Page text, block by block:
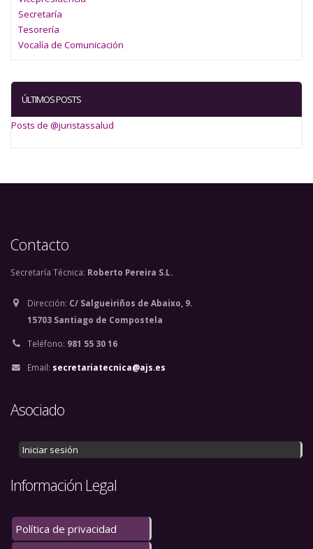
Secretaría
Tesorería
Vocalía de Comunicación
ÚLTIMOS POSTS
Posts de @juristassalud
Contacto
Secretaría Técnica: Roberto Pereira S.L.
Dirección: C/ Salgueiriños de Abaixo, 9.
15703 Santiago de Compostela
Teléfono: 981 55 30 16
Email: secretariatecnica@ajs.es
Asociado
Iniciar sesión
Información Legal
Política de privacidad